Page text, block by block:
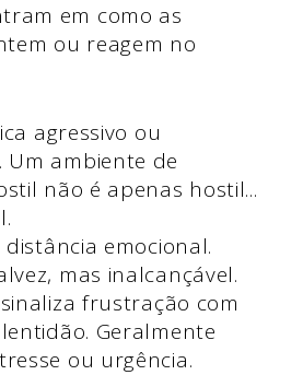
em como as
ou reagem no
agressivo ou
Um ambiente de
não é apenas hostil...
emocional.
mas inalcançável.
frustração com
Geralmente
ou urgência.